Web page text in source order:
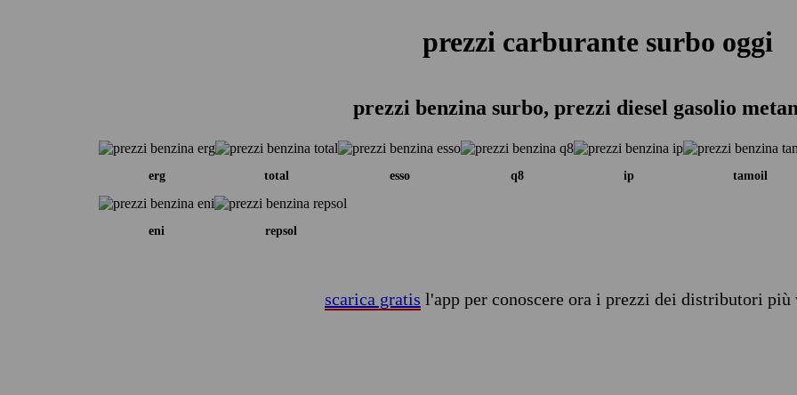
prezzi carburante surbo oggi
prezzi benzina surbo, prezzi diesel gasolio
erg total esso q8 ip tamoil
eni repsol
scarica gratis l'app per conoscere ora i prezzi dei distributori più